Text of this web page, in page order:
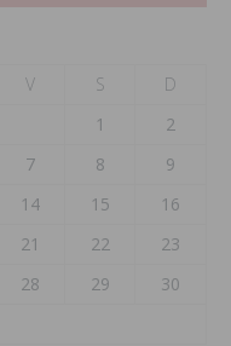
V S
D
1
2
7 8
9
14 15
16
21 22
23
28 29
30